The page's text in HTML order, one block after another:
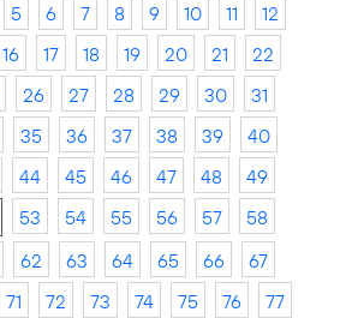
5 6 7 8 9 10 11
12
16 17 18 19 20 21
22
26 27 28 29 30
31
35 36 37 38 39
40
44 45 46 47 48
49
53 54 55 56 57
58
62 63 64 65 66
67
71 72 73 74 75 76
77